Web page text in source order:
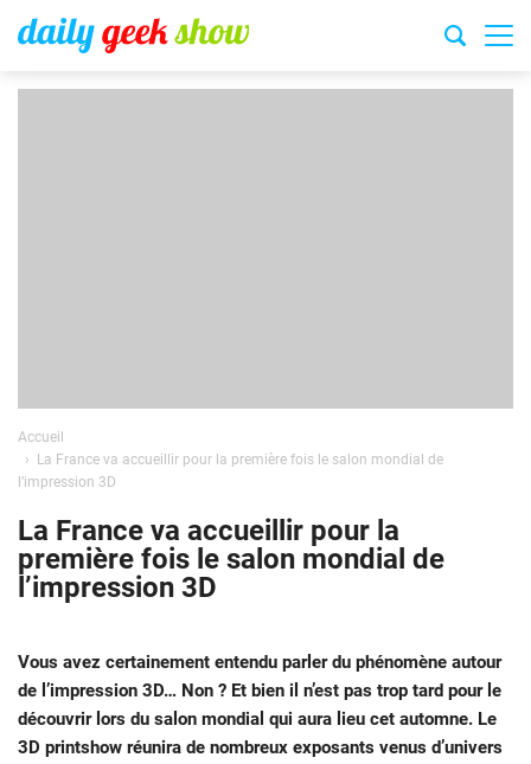
Accueil
La France va accueillir pour la première fois le salon mondial de
l’impression 3D
La France va accueillir pour la
première fois le salon mondial de
l’impression 3D
Vous avez certainement entendu parler du phénomène autour
de l’impression 3D… Non ? Et bien il n’est pas trop tard pour le
découvrir lors du salon mondial qui aura lieu cet automne. Le
3D printshow réunira de nombreux exposants venus d’univers